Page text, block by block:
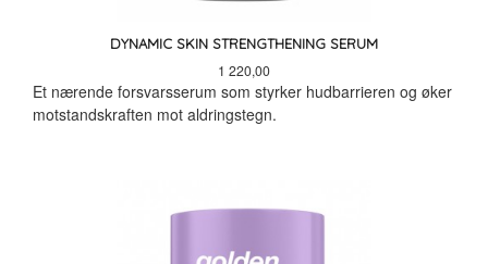
DYNAMIC SKIN STRENGTHENING SERUM
Pris
1 220,00
Et nærende forsvarsserum som styrker hudbarrieren og øker
motstandskraften mot aldringstegn.